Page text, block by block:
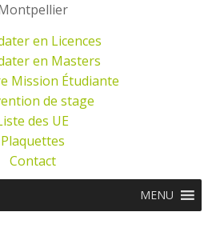
en Licences
en Masters
Mission Étudiante
de stage
des UE
Plaquettes
Contact
MENU